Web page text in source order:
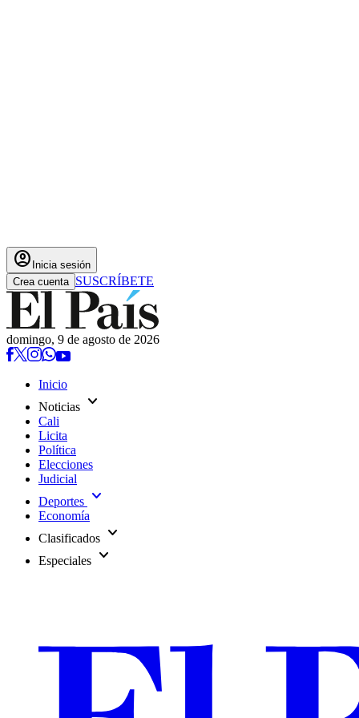
account_circle Inicia sesión
Crea cuenta SUSCRÍBETE
domingo, 9 de agosto de 2026
Inicio
Noticias expand_more
Cali
Licita
Política
Elecciones
Judicial
Deportes expand_more
Economía
Clasificados expand_more
Especiales expand_more